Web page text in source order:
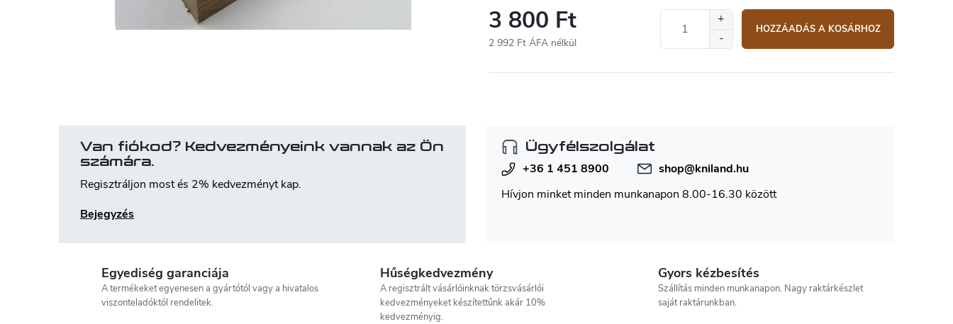
3 800 Ft
2 992 Ft ÁFA nélkül
HOZZÁADÁS A KOSÁRHOZ
Van fiókod? Kedvezményeink vannak az Ön
számára.
Regisztráljon most és 2% kedvezményt kap.
Bejegyzés
Ügyfélszolgálat
+36 1 451 8900
shop@kniland.hu
Hívjon minket minden munkanapon 8.00-16.30 között
Egyediség garanciája
A termékeket egyenesen a gyártótól vagy a hivatalos
viszonteladóktól rendelitek.
Hűségkedvezmény
A regisztrált vásárlóinknak törzsvásárlói
kedvezményeket készítettűnk akár 10%
kedvezményig.
Gyors kézbesítés
Szállítás minden munkanapon. Nagy raktárkészlet
saját raktárunkban.